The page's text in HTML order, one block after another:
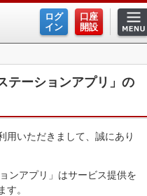
ログ
イン
口座
開設
テーションアプリ」の
用いただきまして、誠にあり
ンアプリ」はサービス提供を
。